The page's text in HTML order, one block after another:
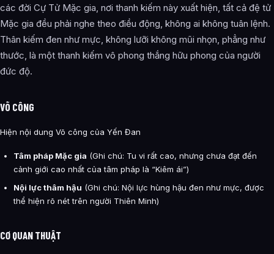
các đời Cự Tử Mặc gia, nơi thanh kiếm này xuất hiện, tất cả đệ tử
Mặc gia đều phải nghe theo điều động, không ai không tuân lệnh.
Thân kiếm đen như mực, không lưỡi không mũi nhọn, phẳng như
thước, là một thanh kiếm vô phong thắng hữu phong của người
đức độ.
VÕ CÔNG
Hiện nội dung Võ công của Yến Đan
Tâm pháp Mặc gia (Ghi chú: Tu vi rất cao, nhưng chưa đạt đến
cảnh giới cao nhất của tâm pháp là “Kiêm ái”)
Nội lực thâm hậu (Ghi chú: Nội lực hùng hậu đen như mực, được
thể hiện rõ nét trên người Thiên Minh)
CƠ QUAN THUẬT